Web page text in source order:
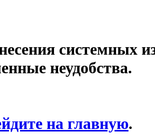
системных
неудобства.
на главную.